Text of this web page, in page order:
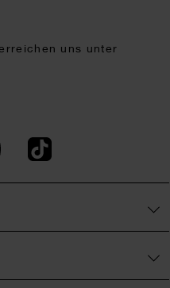
uns unter
YouTubeTikTok